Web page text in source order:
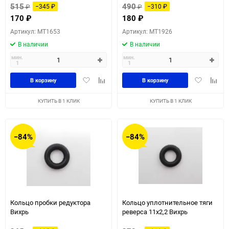
515₽ −345₽
170 ₽
Артикул: MT1653
В наличии
мин.
1
ДобавитьДобавить
В корзину
КУПИТЬ В 1 КЛИК
490₽ −310 ₽
180 ₽
Артикул: MT1926
В наличии
мин.
1
Добавить
В корзину
КУПИТЬ В 1 КЛИК
−84%
Кольцо пробки редуктора
Вихрь
−84%
Кольцо уплотнительное тяги
реверса 11х2,2 Вихрь